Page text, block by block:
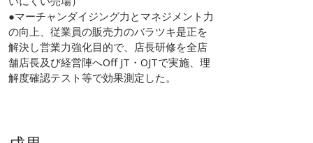
●マーチャンダイジング力とマネジメント力
の向上、従業員の販売力のバラツキ是正を
解決し営業力強化目的で、店長研修を全店
舗店長及び経営陣へOff JT・OJTで実施、理
解度確認テスト等で効果測定した。